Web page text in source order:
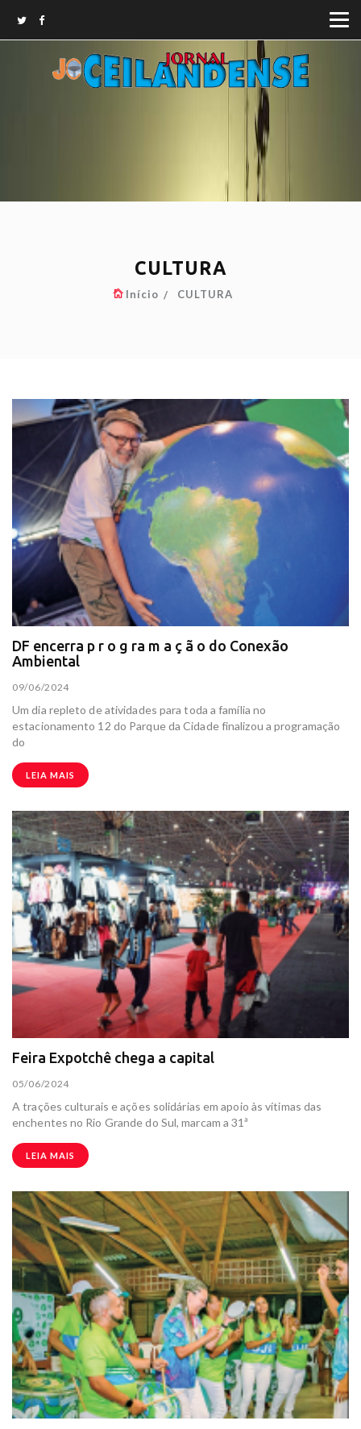
CULTURA
Início CULTURA
DF encerra p r o g ra m a ç ã o do Conexão
Ambiental
09/06/2024
Um dia repleto de atividades para toda a família no
estacionamento 12 do Parque da Cidade finalizou a programação
do
LEIA MAIS
Feira Expotchê chega a capital
05/06/2024
A trações culturais e ações solidárias em apoio às vítimas das
enchentes no Rio Grande do Sul, marcam a 31ª
LEIA MAIS